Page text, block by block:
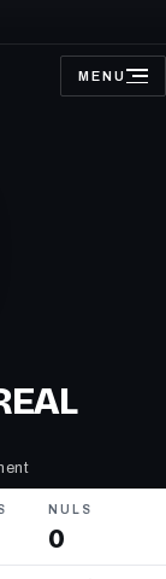
MENU
OUVRIR
LE
NULS
0